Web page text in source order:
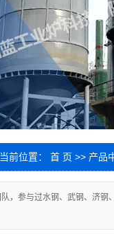
前位置： 首 页 >> 产品
，参与过水钢、武钢、济钢